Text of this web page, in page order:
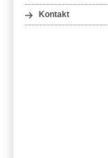
Kontakt